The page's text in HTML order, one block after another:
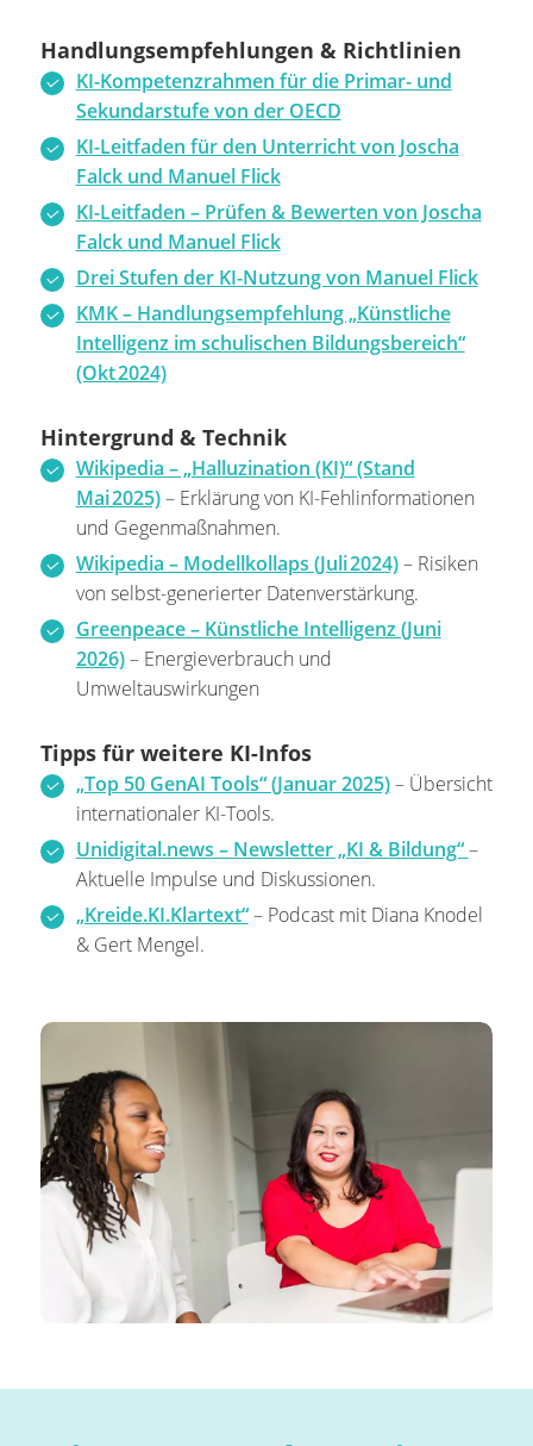
Handlungsempfehlungen & Richtlinien
KI-Kompetenzrahmen für die Primar- und
Sekundarstufe von der OECD
KI-Leitfaden für den Unterricht von Joscha
Falck und Manuel Flick
KI-Leitfaden – Prüfen & Bewerten von Joscha
Falck und Manuel Flick
Drei Stufen der KI-Nutzung von Manuel Flick
KMK – Handlungsempfehlung „Künstliche
Intelligenz im schulischen Bildungsbereich“
(Okt 2024)
Hintergrund & Technik
Wikipedia – „Halluzination (KI)“ (Stand
Mai 2025)– Erklärung von KI-Fehlinformationen
und Gegenmaßnahmen.
Wikipedia – Modellkollaps (Juli 2024)– Risiken
von selbst-generierter Datenverstärkung.
Greenpeace – Künstliche Intelligenz (Juni
2026)– Energieverbrauch und
Umweltauswirkungen
Tipps für weitere KI-Infos
„Top 50 GenAI Tools“ (Januar 2025)– Übersicht
internationaler KI-Tools.
Unidigital.news – Newsletter „KI & Bildung“–
Aktuelle Impulse und Diskussionen.
„Kreide.KI.Klartext“– Podcast mit Diana Knodel
& Gert Mengel.